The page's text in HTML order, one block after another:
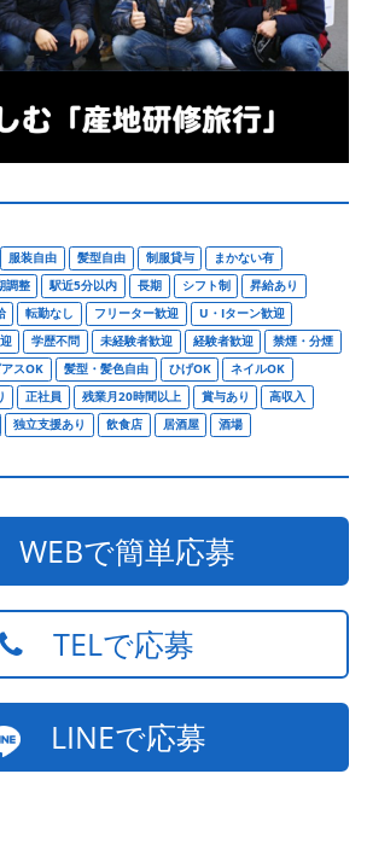
服装自由 髪型自由 制服貸与
まかない有
調整 駅近5分以内 長期 シフト制
昇給あり
転勤なし フリーター歓迎
U・Iターン歓迎
学歴不問 未経験者歓迎 経験者歓迎
禁煙・分煙
アスOK 髪型・髪色自由 ひげOK
ネイルOK
正社員 残業月20時間以上 賞与あり
高収入
独立支援あり 飲食店 居酒屋 酒場
で簡単応募
TELで応募
LINEで応募